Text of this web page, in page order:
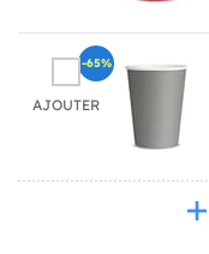
AJOUTER
-65%